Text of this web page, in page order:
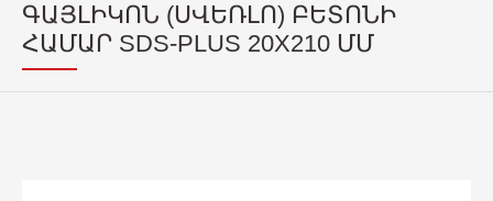
ԳԱՅԼԻԿՈՆ (ՍՎԵՌԼՈ) ԲԵՏՈՆԻ
ՀԱՄԱՐ SDS-PLUS 20X210 ՄՄ